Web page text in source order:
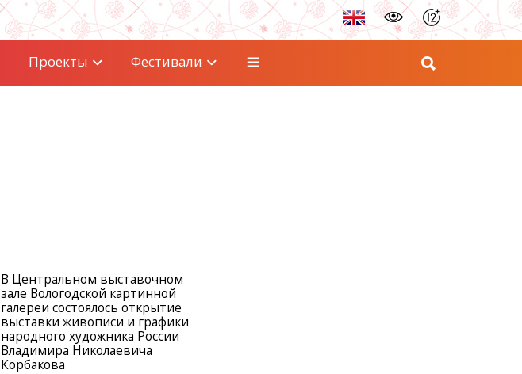
Проекты Фестивали
В Центральном выставочном
зале Вологодской картинной
галереи состоялось открытие
выставки живописи и графики
народного художника России
Владимира Николаевича
Корбакова